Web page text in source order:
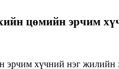
цөмийн эрчим